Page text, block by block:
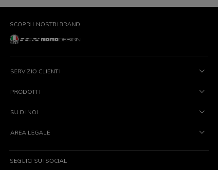
SCOPRI I NOSTRI BRAND
SERVIZIO CLIENTI
PRODOTTI
SU DI NOI
AREA LEGALE
SEGUICI SUI SOCIAL